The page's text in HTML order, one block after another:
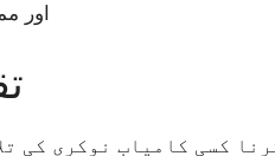
اور
کسی کامیاب نوکری کی